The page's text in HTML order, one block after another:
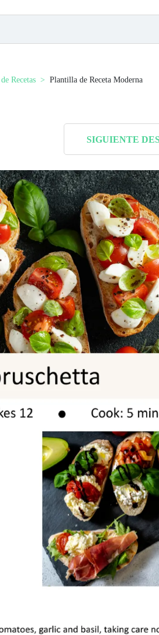
Recetas Plantilla de Receta Moderna
SIGUIENTE